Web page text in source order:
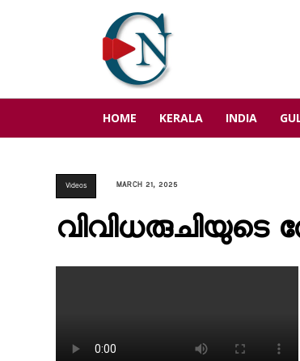
HOME KERALA INDIA
Videos MARCH 21, 2025
വിവിധരുചിയുടെ